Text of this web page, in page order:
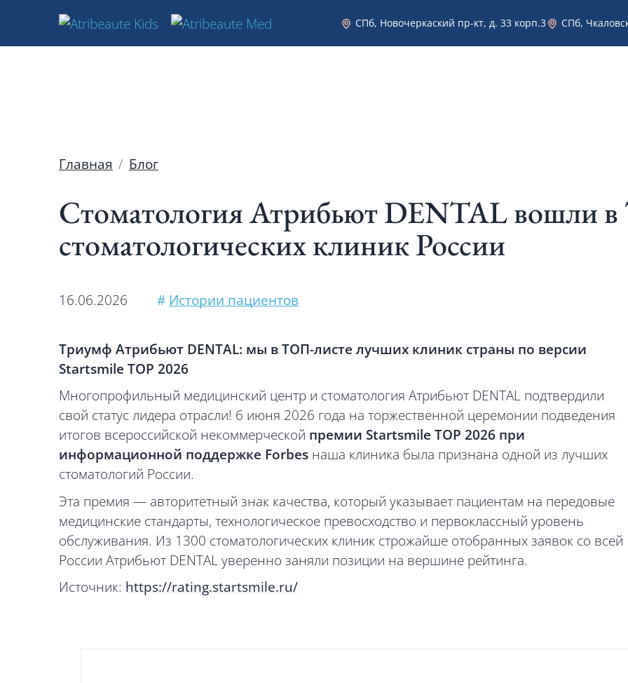
СПб, Новочеркаский пр-кт, д. 33 корп.3 СПб,
Главная Блог
Стоматология Атрибьют DENTAL вошли
стоматологических клиник России
16.06.2026 # Истории пациентов
Триумф Атрибьют DENTAL: мы в ТОП-листе лучших клиник страны по версии
Startsmile TOP 2026
Многопрофильный медицинский центр и стоматология Атрибьют DENTAL подтвердили
свой статус лидера отрасли! 6 июня 2026 года на торжественной церемонии подведения
итогов всероссийской некоммерческой премии Startsmile TOP 2026 при
информационной поддержке Forbes наша клиника была признана одной из лучших
стоматологий России.
Эта премия — авторитетный знак качества, который указывает пациентам на передовые
медицинские стандарты, технологическое превосходство и первоклассный уровень
обслуживания. Из 1300 стоматологических клиник строжайше отобранных заявок со всей
России Атрибьют DENTAL уверенно заняли позиции на вершине рейтинга.
Источник: https://rating.startsmile.ru/